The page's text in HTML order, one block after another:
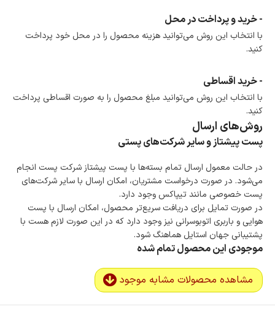
- خرید و پرداخت در محل
با انتخاب این روش می‌توانید هزینه محصول را در محل خود پرداخت
کنید.
- خرید اقساطی
با انتخاب این روش می‌توانید مبلغ محصول را به صورت اقساطی پرداخت
کنید.
روش‌های ارسال
پست پیشتاز و سایر شرکت‌های پستی
در حالت معمول ارسال تمام بسته‌ها با پست پیشتاز شرکت پست انجام
می‌شود. در صورت درخواست مشتریان، امکان ارسال با سایر شرکت‌های
پست خصوصی مانند تیپاکس وجود دارد.
در صورت تمایل برای دریافت سریع‌تر محصول، امکان ارسال با پست
هوایی و باربری اتوبوسرانی نیز وجود دارد که در این صورت لازم هست با
پشتیبانی جهان استایل هماهنگ شود.
موجودی این محصول تمام شده
مشاهده محصولات مشابه موجود